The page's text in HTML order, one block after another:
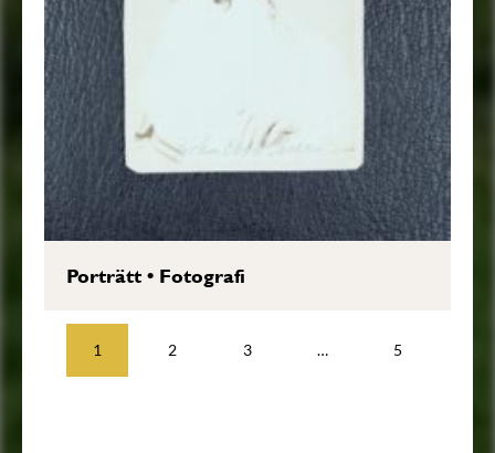
Porträtt• Fotografi
1 2 3 … 5